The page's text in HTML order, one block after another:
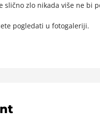
slično zlo nikada više ne bi
pogledati u fotogaleriji.